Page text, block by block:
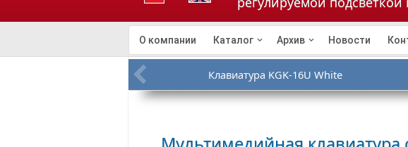
О компании Каталог Архив Новости
Клавиатура KGK-16U White